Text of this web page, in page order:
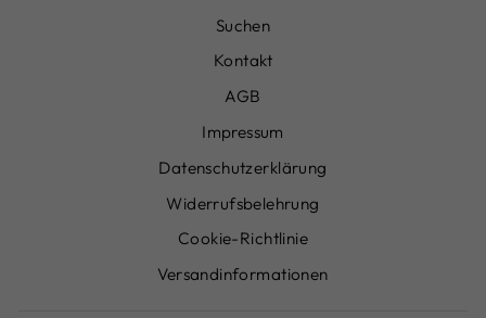
Suchen
Kontakt
AGB
Impressum
Datenschutzerklärung
Widerrufsbelehrung
Cookie-Richtlinie
Versandinformationen